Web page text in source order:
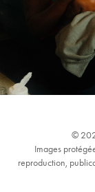
©
Images
reproduction,